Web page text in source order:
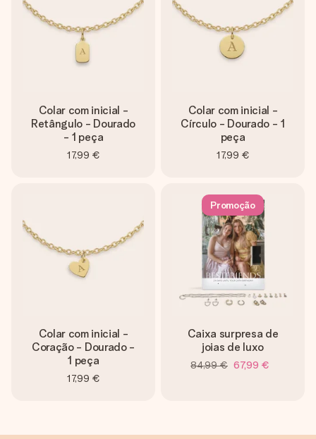
Colar com inicial -
Retângulo - Dourado
- 1 peça
17,99 €
Colar com inicial -
Círculo - Dourado - 1
peça
17,99 €
Colar com inicial -
Coração - Dourado -
1 peça
17,99 €
Promoção
Caixa surpresa de
joias de luxo
84,99 € 67,99 €